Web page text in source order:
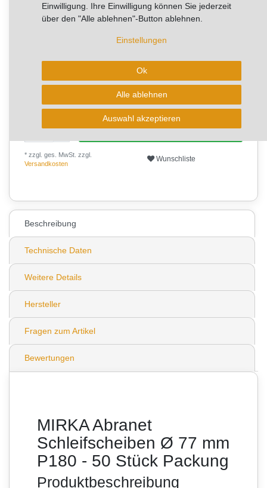
aktuell kann die Lieferzeit 2-4 Arbeitstage betragen!
✨
✨
✨
✨
In den Warenkorb
* zzgl. ges. MwSt. zzgl.
Versandkosten
Wunschliste
Beschreibung
Technische Daten
Weitere Details
Hersteller
Fragen zum Artikel
Bewertungen
MIRKA Abranet
Schleifscheiben Ø 77 mm
P180 - 50 Stück Packung
Produktbeschreibung
Einwilligung. Ihre Einwilligung können Sie jederzeit
über den "Alle ablehnen"-Button ablehnen.
Einstellungen
Ok
Alle ablehnen
Auswahl akzeptieren